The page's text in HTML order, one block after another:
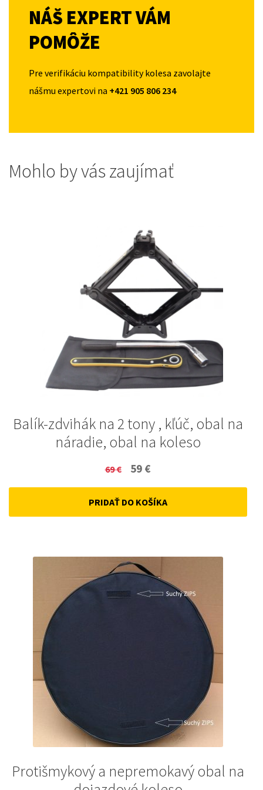
NÁŠ EXPERT VÁM
POMÔŽE
Pre verifikáciu kompatibility kolesa zavolajte
nášmu expertovi na +421 905 806 234
Mohlo by vás zaujímať
Balík-zdvihák na 2 tony , kľúč, obal na
náradie, obal na koleso
69€
Original
price
was:
59 €
price
is:
PRIDAŤ DO KOŠÍKA
Protišmykový a nepremokavý obal na